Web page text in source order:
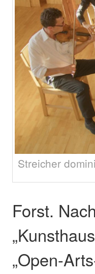
Streicher
Forst.
„Open-